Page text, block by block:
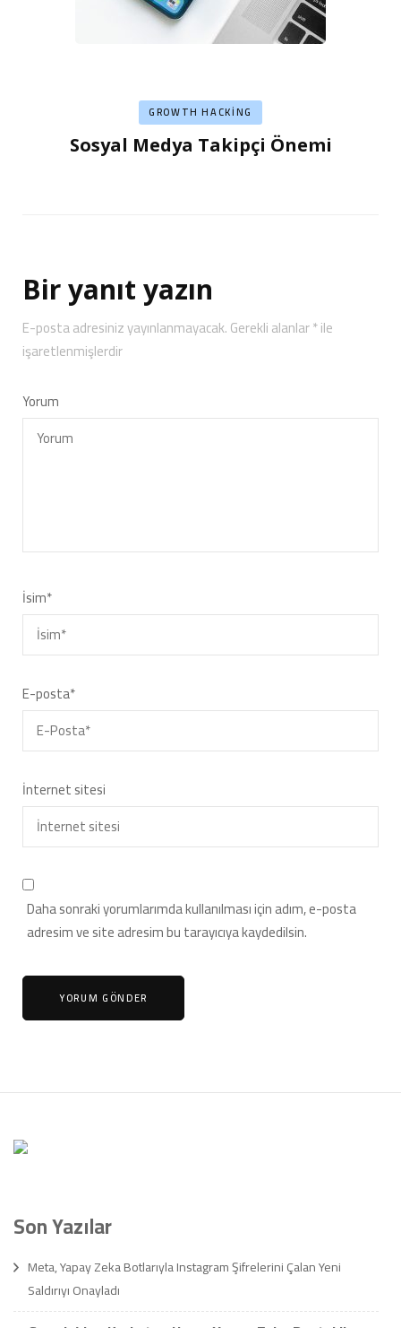
GROWTH HACKING
Sosyal Medya Takipçi Önemi
Bir yanıt yazın
E-posta adresiniz yayınlanmayacak.Gerekli alanlar*ile
işaretlenmişlerdir
Yorum
İsim*
E-posta*
İnternet sitesi
Daha sonraki yorumlarımda kullanılması için adım, e-posta
adresim ve site adresim bu tarayıcıya kaydedilsin.
Son Yazılar
Meta, Yapay Zeka Botlarıyla Instagram Şifrelerini Çalan Yeni
Saldırıyı Onayladı